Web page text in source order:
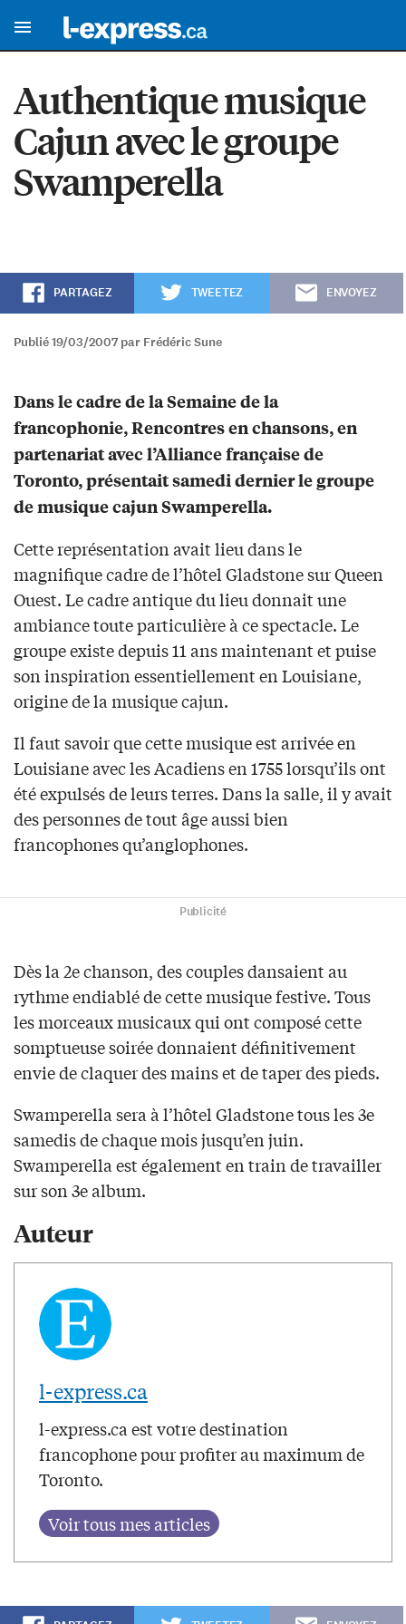
Authentique musique
Cajun avec le groupe
Swamperella
PARTAGEZ TWEETEZ ENVOYEZ
Publié 19/03/2007 par Frédéric Sune
Dans le cadre de la Semaine de la
francophonie, Rencontres en chansons, en
partenariat avec l’Alliance française de
Toronto, présentait samedi dernier le groupe
de musique cajun Swamperella.
Cette représentation avait lieu dans le
magnifique cadre de l’hôtel Gladstone sur Queen
Ouest. Le cadre antique du lieu donnait une
ambiance toute particulière à ce spectacle. Le
groupe existe depuis 11 ans maintenant et puise
son inspiration essentiellement en Louisiane,
origine de la musique cajun.
Il faut savoir que cette musique est arrivée en
Louisiane avec les Acadiens en 1755 lorsqu’ils ont
été expulsés de leurs terres. Dans la salle, il y avait
des personnes de tout âge aussi bien
francophones qu’anglophones.
Publicité
Dès la 2e chanson, des couples dansaient au
rythme endiablé de cette musique festive. Tous
les morceaux musicaux qui ont composé cette
somptueuse soirée donnaient définitivement
envie de claquer des mains et de taper des pieds.
Swamperella sera à l’hôtel Gladstone tous les 3e
samedis de chaque mois jusqu’en juin.
Swamperella est également en train de travailler
sur son 3e album.
Auteur
l-express.ca
l-express.ca est votre destination
francophone pour profiter au maximum de
Toronto.